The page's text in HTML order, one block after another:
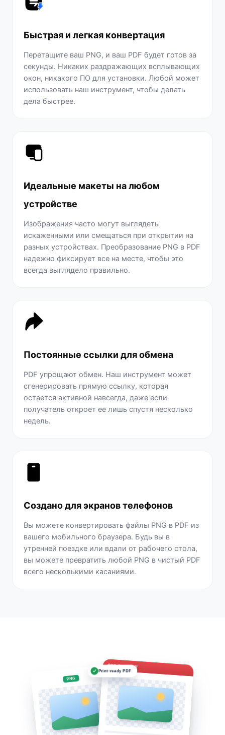
Быстрая и легкая конвертация
Перетащите ваш PNG, и ваш PDF будет готов за
секунды. Никаких раздражающих всплывающих
окон, никакого ПО для установки. Любой может
использовать наш инструмент, чтобы делать
дела быстрее.
Идеальные макеты на любом
устройстве
Изображения часто могут выглядеть
искаженными или смещаться при открытии на
разных устройствах. Преобразование PNG в PDF
надежно фиксирует все на месте, чтобы это
всегда выглядело правильно.
Постоянные ссылки для обмена
PDF упрощают обмен. Наш инструмент может
сгенерировать прямую ссылку, которая
остается активной навсегда, даже если
получатель откроет ее лишь спустя несколько
недель.
Создано для экранов телефонов
Вы можете конвертировать файлы PNG в PDF из
вашего мобильного браузера. Будь вы в
утренней поездке или вдали от рабочего стола,
вы можете превратить любой PNG в чистый PDF
всего несколькими касаниями.
Print-ready PDF
PNG
Image.pdf